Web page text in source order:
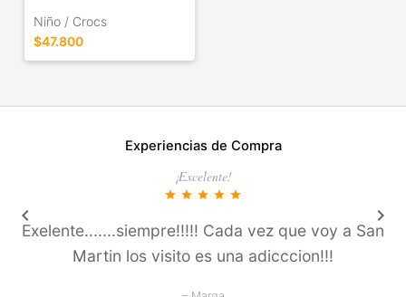
Niño / Crocs
$47.800
Experiencias de Compra
¡Excelente!
star star star star star
Exelente.......siempre!!!!! Cada vez que voy a San
Martin los visito es una adicccion!!!
keyboard_arrow_left keyboard_arrow_right